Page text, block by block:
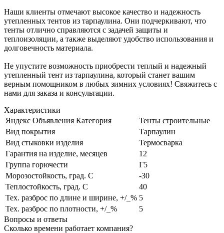
Наши клиенты отмечают высокое качество и надежность
утепленных тентов из тарпаулина. Они подчеркивают, что
тенты отлично справляются с задачей защиты и
теплоизоляции, а также выделяют удобство использования и
долговечность материала.
Не упустите возможность приобрести теплый и надежный
утепленный тент из тарпаулина, который станет вашим
верным помощником в любых зимних условиях! Свяжитесь с
нами для заказа и консультации.
Характеристики
Яндекс Объявления Категория
Тенты строительные
Вид покрытия
Тарпаулин
Вид стыковки изделия
Термосварка
Гарантия на изделие, месяцев
12
Группа горючести
Г5
Морозостойкость, град. С
-30
Теплостойкость, град. С
40
Тех. разброс по длине и ширине, +/_% 5
Тех. разброс по плотности, +/_%
5
Вопросы и ответы
Сколько времени работает компания?